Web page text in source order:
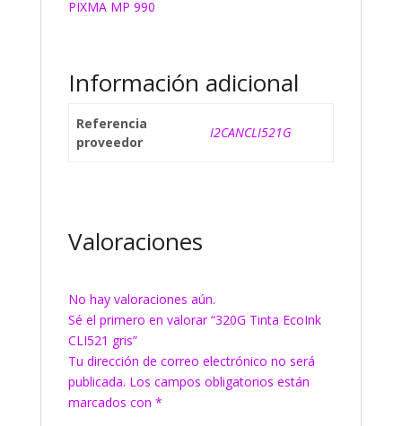
PIXMA MP 990
Información adicional
Referencia
proveedor
I2CANCLI521G
Valoraciones
No hay valoraciones aún.
Sé el primero en valorar “320G Tinta EcoInk
CLI521 gris”
Tu dirección de correo electrónico no será
publicada. Los campos obligatorios están
marcados con *